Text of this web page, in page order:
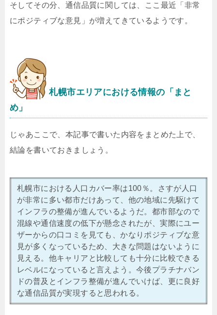
そしてその分、通信品質に関しては、ここ最近「非常
にポジティブな意見」が増えてきているようです。
札幌市エリアにおける情報の「まと
め」
じゃあここで、本記事で書いた内容をまとめた上で、
結論を書いておきましょう。
札幌市における人口カバー率は100％。さすが人口
が非常に多い都市だけあって、他の地域に先駆けて
インフラの整備が進んでいるようだ。都市部なので
混線や通信速度の低下が懸念されたが、実際にユー
ザーからの口コミを見ても、かなりポジティブな意
見が多くなっているため、大きな問題はないように
見える。他キャリアと比較しても十分に比較できる
レベルになっていると言えよう。今後プラチナバン
ドの普及とインフラ整備が進んでいけば、更に良好
な通信品質が実現すると思われる。